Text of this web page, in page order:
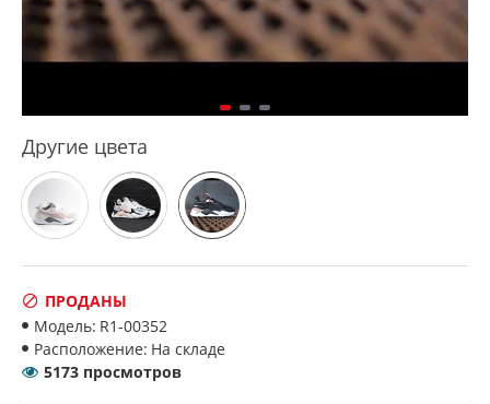
ПРОДАНЫ
Модель: R1-00352
Расположение: На складе
5173 просмотров
Другие цвета